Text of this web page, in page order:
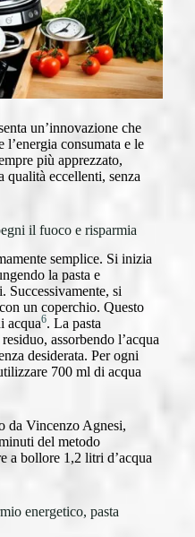
un’innovazione che
consumata e le
più apprezzato,
qualità eccellenti, senza
il fuoco e risparmia
semplice. Si inizia
la pasta e
Successivamente, si
un coperchio. Questo
acqua6. La pasta
assorbendo l’acqua
desiderata. Per ogni
700 ml di acqua
da Vincenzo Agnesi,
del metodo
a bollore 1,2 litri d’acqua
energetico, pasta